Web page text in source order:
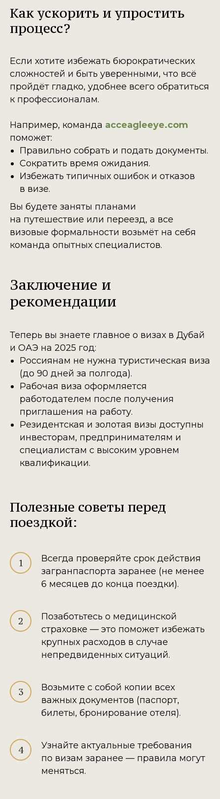
Как ускорить и упростить
процесс?
Если хотите избежать бюрократических
сложностей и быть уверенными, что всё
пройдёт гладко, удобнее всего обратиться
к профессионалам.
Например, команда acceagleeye.com
поможет:
Правильно собрать и подать документы.
Сократить время ожидания.
Избежать типичных ошибок и отказов
в визе.
Вы будете заняты планами
на путешествие или переезд, а все
визовые формальности возьмёт на себя
команда опытных специалистов.
Заключение и
рекомендации
Теперь вы знаете главное о визах в Дубай
и ОАЭ на 2025 год:
Россиянам не нужна туристическая виза
(до 90 дней за полгода).
Рабочая виза оформляется
работодателем после получения
приглашения на работу.
Резидентская и золотая визы доступны
инвесторам, предпринимателям и
специалистам с высоким уровнем
квалификации.
Полезные советы перед
поездкой:
Всегда проверяйте срок действия
загранпаспорта заранее (не менее
6 месяцев до конца поездки).
Позаботьтесь о медицинской
страховке — это поможет избежать
крупных расходов в случае
непредвиденных ситуаций.
Возьмите с собой копии всех
важных документов (паспорт,
билеты, бронирование отеля).
Узнайте актуальные требования
по визам заранее — правила могут
меняться.